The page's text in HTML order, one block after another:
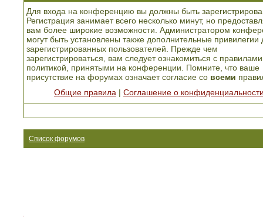
Для входа на конференцию вы должны быть
Регистрация занимает всего несколько минут, но
вам более широкие возможности. Администратором
могут быть установлены также дополнительные привилегии
зарегистрированных пользователей. Прежде чем
зарегистрироваться, вам следует ознакомиться с
политикой, принятыми на конференции. Помните, что ваше
присутствие на форумах означает согласие со всеми
Общие правила
Соглашение о
Список форумов